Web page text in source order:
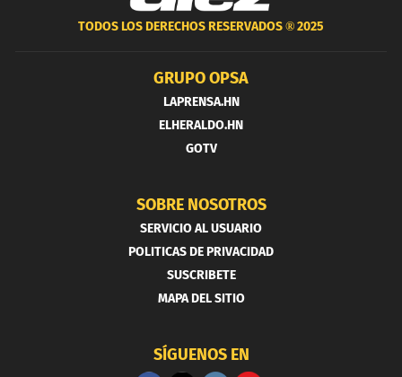
TODOS LOS DERECHOS RESERVADOS ®2025
GRUPO OPSA
LAPRENSA.HN
ELHERALDO.HN
GOTV
SOBRE NOSOTROS
SERVICIO AL USUARIO
POLITICAS DE PRIVACIDAD
SUSCRIBETE
MAPA DEL SITIO
SÍGUENOS EN